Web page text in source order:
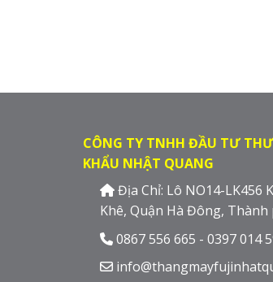
CÔNG TY TNHH ĐẦU TƯ
KHẨU NHẬT QUANG
Địa Chỉ: Lô NO14-LK456
Khê, Quận Hà Đông, Thành
0867 556 665 - 0397 014